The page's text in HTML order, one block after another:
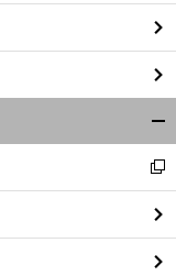
閉
る
新
し
い
ウ
ィ